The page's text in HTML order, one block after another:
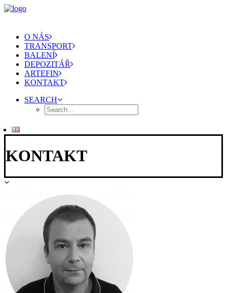
O NÁS
TRANSPORT
BALENÍ
DEPOZITÁŘ
ARTEFIN
KONTAKT
SEARCH
KONTAKT